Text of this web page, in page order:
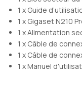
1 x Guide
1 x Gigaset N210
1 x Alimentation
1 x Câble de
1 x Câble de
1 x Manuel